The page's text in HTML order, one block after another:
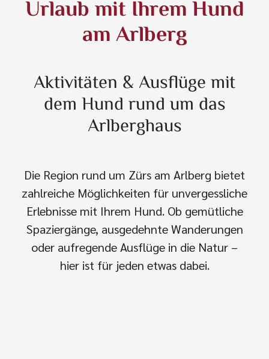
Urlaub mit Ihrem Hund
am Arlberg
Aktivitäten & Ausflüge mit
dem Hund rund um das
Arlberghaus
Die Region rund um Zürs am Arlberg bietet
zahlreiche Möglichkeiten für unvergessliche
Erlebnisse mit Ihrem Hund. Ob gemütliche
Spaziergänge, ausgedehnte Wanderungen
oder aufregende Ausflüge in die Natur –
hier ist für jeden etwas dabei.